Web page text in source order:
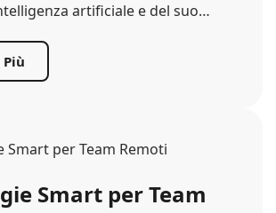
artificiale e del suo…
Smart per Team